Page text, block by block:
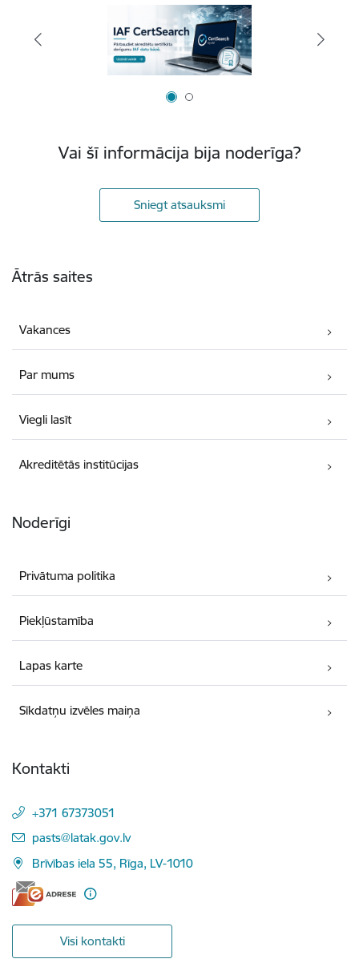
Vai šī informācija bija noderīga?
Sniegt atsauksmi
Ātrās saites
Vakances
Par mums
Viegli lasīt
Akreditētās institūcijas
Noderīgi
Privātuma politika
Piekļūstamība
Lapas karte
Sīkdatņu izvēles maiņa
Kontakti
+371 67373051
E-pasts:
pasts@latak.gov.lv
Brīvības iela 55, Rīga, LV-1010
Visi kontakti